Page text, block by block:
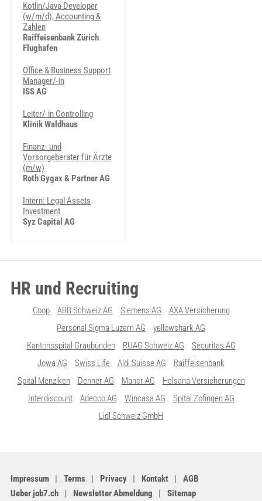
Kotlin/Java Developer
(w/m/d), Accounting &
Zahlen
Raiffeisenbank Zürich
Flughafen
Office & Business Support
Manager/-in
ISS AG
Leiter/-in Controlling
Klinik Waldhaus
Finanz- und
Vorsorgeberater für Ärzte
(m/w)
Roth Gygax & Partner AG
Intern: Legal Assets
Investment
Syz Capital AG
HR und Recruiting
Coop ABB Schweiz AG Siemens AG
AXA Versicherung
Personal Sigma Luzern AG
yellowshark AG
Kantonsspital Graubünden
RUAG Schweiz AG
Securitas AG
Jowa AG
Swiss Life Aldi Suisse AG
Raiffeisenbank
Spital Menziken
Denner AG Manor AG
Helsana Versicherungen
Interdiscount
Adecco AG Wincasa AG
Spital Zofingen AG
Lidl Schweiz GmbH
Impressum Terms Privacy Kontakt
AGB
Ueber job7.ch
Newsletter Abmeldung Sitemap